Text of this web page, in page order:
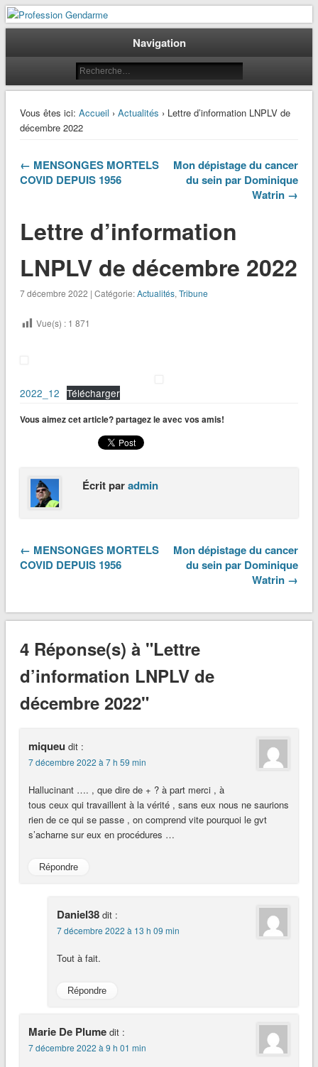
Profession Gendarme
Le journal des gendarmes
Navigation
Vous êtes ici: Accueil › Actualités › Lettre d’information LNPLV de
décembre 2022
← MENSONGES MORTELS
COVID DEPUIS 1956
Mon dépistage du cancer
du sein par Dominique
Watrin →
Lettre d’information
LNPLV de décembre 2022
7 décembre 2022 | Catégorie:Actualités, Tribune
Vue(s) : 1 871
2022_12 Télécharger
Vous aimez cet article? partagez le avec vos amis!
Écrit paradmin
← MENSONGES MORTELS
COVID DEPUIS 1956
Mon dépistage du cancer
du sein par Dominique
Watrin →
4 Réponse(s) à "Lettre
d’information LNPLV de
décembre 2022"
miqueu dit :
7 décembre 2022 à 7 h 59 min
Hallucinant …. , que dire de + ? à part merci , à
tous ceux qui travaillent à la vérité , sans eux nous ne saurions
rien de ce qui se passe , on comprend vite pourquoi le gvt
s’acharne sur eux en procédures …
Répondre
Daniel38 dit :
7 décembre 2022 à 13 h 09 min
Tout à fait.
Répondre
Marie De Plume dit :
7 décembre 2022 à 9 h 01 min